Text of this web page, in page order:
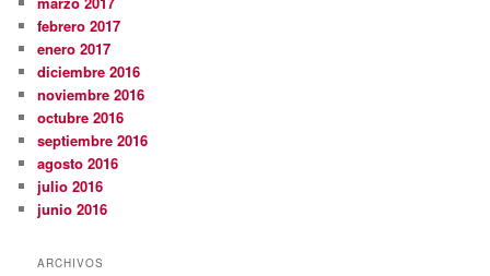
febrero 2017
enero 2017
diciembre 2016
noviembre 2016
octubre 2016
septiembre 2016
agosto 2016
julio 2016
junio 2016
ARCHIVOS